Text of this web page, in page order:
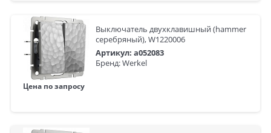
Выключатель двухклавишный (hammer
серебряный), W1220006
Артикул: a052083
Бренд: Werkel
Цена по запросу